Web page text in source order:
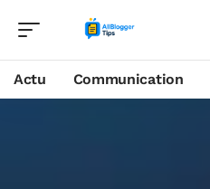
Actu Communication